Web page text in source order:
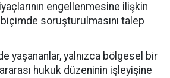
engellenmesine ilişkin
biçimde soruşturulmasını talep
yaşananlar, yalnızca bölgesel bir
hukuk düzeninin işleyişine